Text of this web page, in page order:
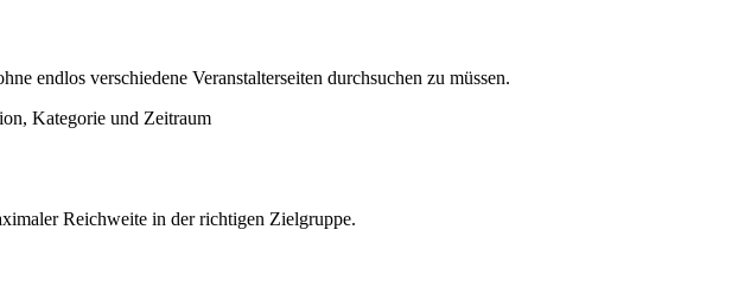
endlos verschiedene Veranstalterseiten durchsuchen zu müssen.
Kategorie und Zeitraum
Reichweite in der richtigen Zielgruppe.